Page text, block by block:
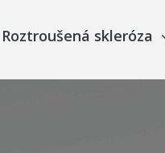
Roztroušená skleróza